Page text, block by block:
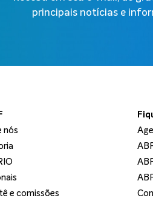
principais notícias e
nós
e comissões